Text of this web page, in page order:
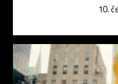
10.